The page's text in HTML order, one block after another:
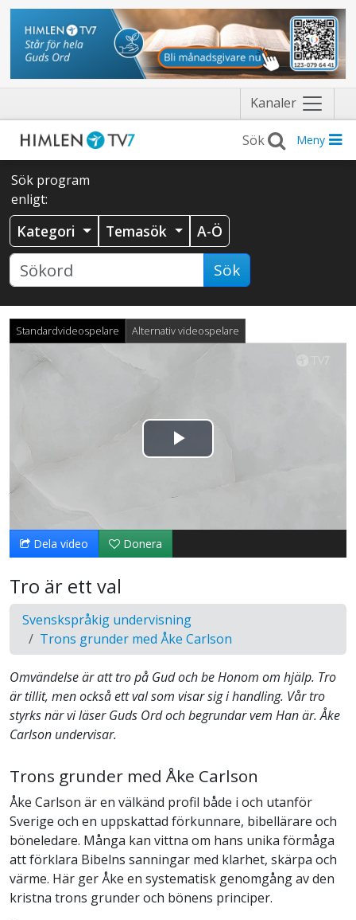
Kanaler Näytä
valikko
Meny
Sök program
enligt:
Kategori Temasök A-Ö
Sök
Standardvideospelare Alternativ videospelare
Spela
video
Dela video Donera
Tro är ett val
Svenskspråkig undervisning
Trons grunder med Åke Carlson
Omvändelse är att tro på Gud och be Honom om hjälp. Tro
är tillit, men också ett val som visar sig i handling. Vår tro
styrks när vi läser Guds Ord och begrundar vem Han är. Åke
Carlson undervisar.
Trons grunder med Åke Carlson
Åke Carlson är en välkänd profil både i och utanför
Sverige och en uppskattad förkunnare, bibellärare och
böneledare. Många kan vittna om hans unika förmåga
att förklara Bibelns sanningar med klarhet, skärpa och
värme. Här ger Åke en systematisk genomgång av den
kristna trons grunder och bönens principer.